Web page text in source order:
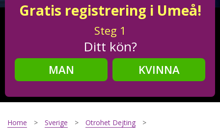
Gratis registrering i Umeå!
Steg 1
Ditt kön?
MAN
KVINNA
Steg2
Home Sverige
Otrohet Dejting